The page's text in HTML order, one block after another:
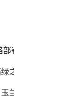
署
之韵考察
兰纪念奖